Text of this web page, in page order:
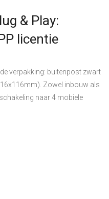
& Play:
licentie
verpakking: buitenpost zwart
Zowel inbouw als
naar 4 mobiele